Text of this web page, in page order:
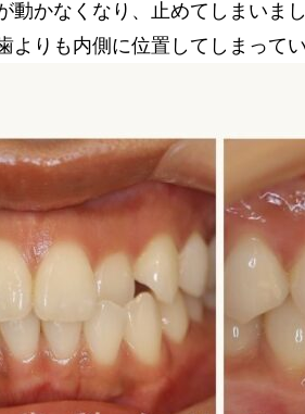
10代のための歯列矯正
再治療
動かなくなり、止めてしまいま
よりも内側に位置してしまって